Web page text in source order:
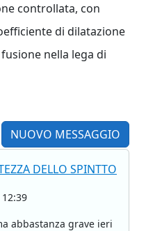
controllata, con
di dilatazione
nella lega di
NUOVO MESSAGGIO
DELLO SPINTTO
abbastanza grave ieri